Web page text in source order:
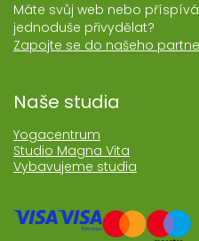
Máte svůj web nebo
jednoduše přivydělat?
Zapojte se do našeho
Naše studia
Yogacentrum
Studio Magna Vita
Vybavujeme studia